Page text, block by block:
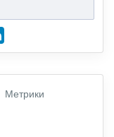
Метрики